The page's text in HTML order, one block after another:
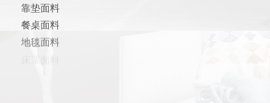
靠垫面料
餐桌面料
地毯面料
床罩面料